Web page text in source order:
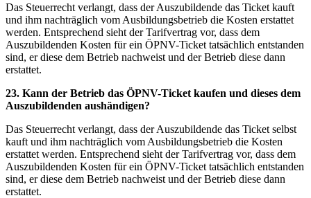
Das Steuerrecht verlangt, dass der Auszubildende das Ticket kauft
und ihm nachträglich vom Ausbildungsbetrieb die Kosten erstattet
werden. Entsprechend sieht der Tarifvertrag vor, dass dem
Auszubildenden Kosten für ein ÖPNV-Ticket tatsächlich entstanden
sind, er diese dem Betrieb nachweist und der Betrieb diese dann
erstattet.
23. Kann der Betrieb das ÖPNV-Ticket kaufen und dieses dem
Auszubildenden aushändigen?
Das Steuerrecht verlangt, dass der Auszubildende das Ticket selbst
kauft und ihm nachträglich vom Ausbildungsbetrieb die Kosten
erstattet werden. Entsprechend sieht der Tarifvertrag vor, dass dem
Auszubildenden Kosten für ein ÖPNV-Ticket tatsächlich entstanden
sind, er diese dem Betrieb nachweist und der Betrieb diese dann
erstattet.